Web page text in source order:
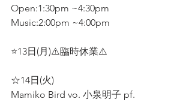
Open:1:30pm ~4:30pm
Music:2:00pm ~4:00pm
⭐13日(月)⚠️臨時休業⚠️
☆14日(火)
Mamiko Bird vo. 小泉明子 pf.